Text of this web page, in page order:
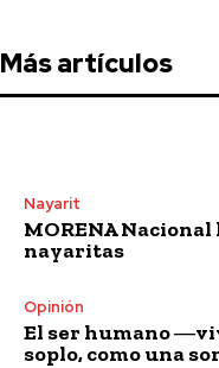
Más artículos
Nayarit
MORENA
nayaritas
Opinión
El ser humano
soplo, como una